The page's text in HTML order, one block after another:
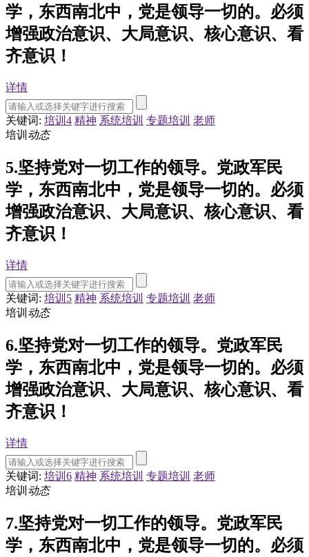
学，东西南北中，党是领导一切的。必须
增强政治意识、大局意识、核心意识、看
齐意识！
详情
关键词: 培训4 精神 系统培训 专题培训 老师
培训 动态
5.坚持党对一切工作的领导。党政军民
学，东西南北中，党是领导一切的。必须
增强政治意识、大局意识、核心意识、看
齐意识！
详情
关键词: 培训5 精神 系统培训 专题培训 老师
培训 动态
6.坚持党对一切工作的领导。党政军民
学，东西南北中，党是领导一切的。必须
增强政治意识、大局意识、核心意识、看
齐意识！
详情
关键词: 培训6 精神 系统培训 专题培训 老师
培训 动态
7.坚持党对一切工作的领导。党政军民
学，东西南北中，党是领导一切的。必须